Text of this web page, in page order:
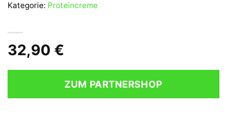
32,90 €
ZUM PARTNERSHOP
Kategorie: Proteincreme